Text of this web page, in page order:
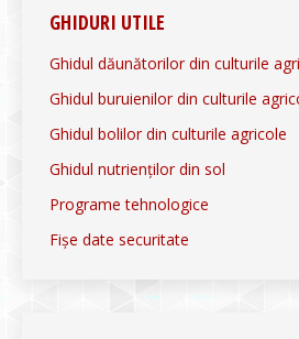
GHIDURI UTILE
Ghidul dăunătorilor din culturile
Ghidul buruienilor din culturile
Ghidul bolilor din culturile agricole
Ghidul nutrienților din sol
Programe tehnologice
Fișe date securitate